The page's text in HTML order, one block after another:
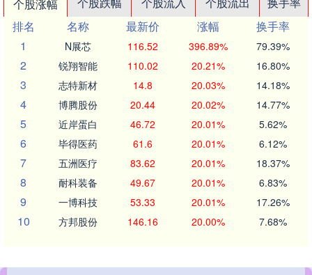
个股涨幅
排名
名称 最新价 涨幅
换手率
1
N展芯 116.52 396.89% 79.39%
2 锐翔智能 110.02 20.21% 16.80%
3 志特新材 14.8 20.03% 14.18%
4 博腾股份 20.44 20.02% 14.77%
5 近岸蛋白 46.72 20.01% 5.62%
6 毕得医药 61.6 20.01% 6.12%
7 五洲医疗 83.62 20.01% 18.37%
8 耐科装备 49.67 20.01% 6.83%
9 一博科技 53.33 20.01% 17.26%
10 方邦股份 146.16 20.00% 7.68%